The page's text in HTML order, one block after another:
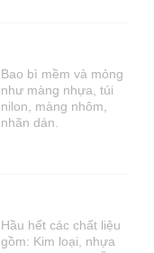
Bao bì mềm và mỏng
như màng nhựa, túi
nilon, màng nhôm,
nhãn dán.
Hầu hết các chất liệu
gồm: Kim loại, nhựa